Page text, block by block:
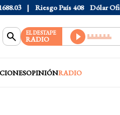
Riesgo País 408 Dólar Oficial
EL DESTAPE
RADIO
OPINIÓNRADIO